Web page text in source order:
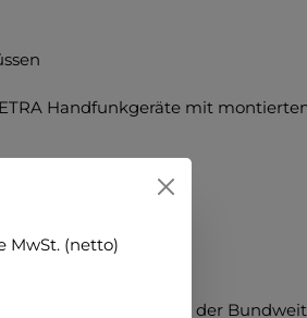
Handfunkgeräte mit
zum Regulieren der
MwSt. (netto)